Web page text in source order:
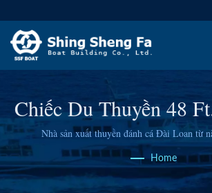
Chiếc Du Thuyền 48
Thành Vào Tháng 1
Nhà sản xuất thuyền đánh cá Đài Loan từ
Home